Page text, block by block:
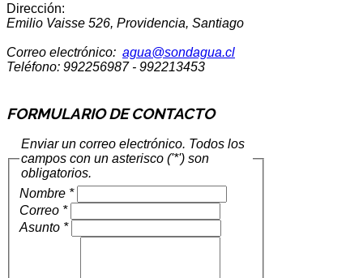
Dirección:
Emilio Vaisse 526, Providencia, Santiago
Correo electrónico: agua@sondagua.cl
Teléfono: 992256987 - 992213453
FORMULARIO DE CONTACTO
Enviar un correo electrónico. Todos los
campos con un asterisco ('*') son
obligatorios.
Nombre *
Correo *
Asunto *